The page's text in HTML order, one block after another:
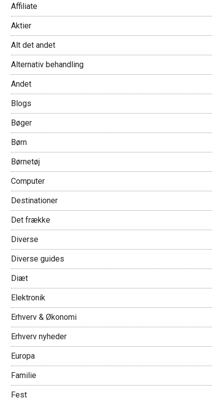
Affiliate
Aktier
Alt det andet
Alternativ behandling
Andet
Blogs
Bøger
Børn
Børnetøj
Computer
Destinationer
Det frække
Diverse
Diverse guides
Diæt
Elektronik
Erhverv & Økonomi
Erhverv nyheder
Europa
Familie
Fest